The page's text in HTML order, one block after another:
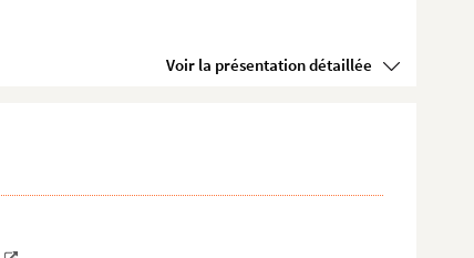
Voir la présentation détaillée